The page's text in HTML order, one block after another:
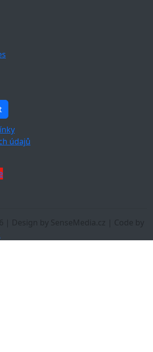
údajů
| Design by SenseMedia.cz | Code by